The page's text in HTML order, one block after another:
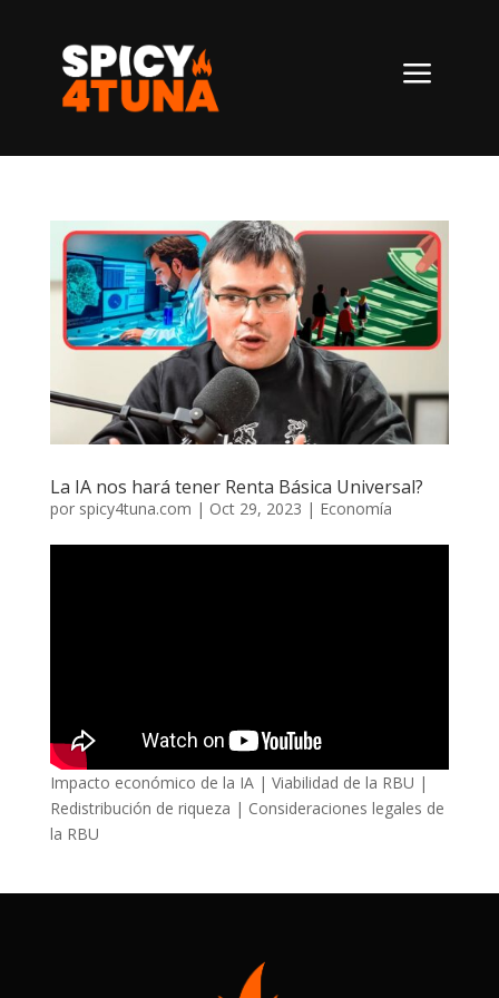
a
La IA nos hará tener Renta Básica Universal?
por spicy4tuna.com | Oct 29, 2023 | Economía
Impacto económico de la IA | Viabilidad de la RBU |
Redistribución de riqueza | Consideraciones legales de
la RBU